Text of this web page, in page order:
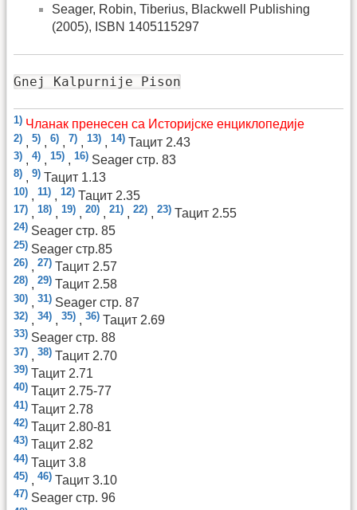
Seager, Robin, Tiberius, Blackwell Publishing
(2005), ISBN 1405115297
Gnej Kalpurnije Pison
1) Чланак пренесен са Историјске енциклопедије
2) , 5) , 6) , 7) , 13) , 14) Тацит 2.43
3) , 4) , 15) , 16) Seager стр. 83
8) , 9) Тацит 1.13
10) , 11) , 12) Тацит 2.35
17) , 18) , 19) , 20) , 21) , 22) , 23) Тацит 2.55
24) Seager стр. 85
25) Seager стр.85
26) , 27) Тацит 2.57
28) , 29) Тацит 2.58
30) , 31) Seager стр. 87
32) , 34) , 35) , 36) Тацит 2.69
33) Seager стр. 88
37) , 38) Тацит 2.70
39) Тацит 2.71
40) Тацит 2.75-77
41) Тацит 2.78
42) Тацит 2.80-81
43) Тацит 2.82
44) Тацит 3.8
45) , 46) Тацит 3.10
47) Seager стр. 96